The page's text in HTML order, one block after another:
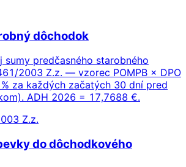
dôchodok
sumy predčasného starobného
2003 Z.z. — vzorec POMPB × DPO
za každých začatých 30 dní pred
ADH 2026 = 17,7688 €.
Z.z.
do dôchodkového